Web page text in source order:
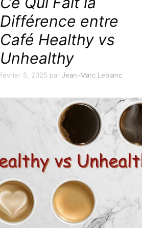
Différence entre
Café Healthy vs
Unhealthy
février 5, 2025 par Jean-Marc Leblanc